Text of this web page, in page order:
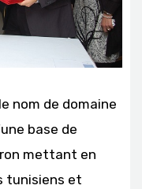
nom de domaine
base de
mettant en
tunisiens et